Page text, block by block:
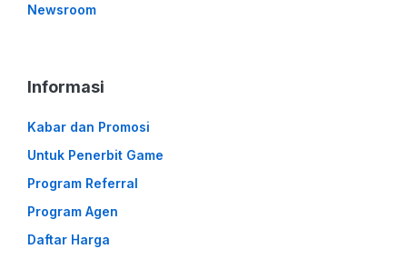
Newsroom
Informasi
Kabar dan Promosi
Untuk Penerbit Game
Program Referral
Program Agen
Daftar Harga